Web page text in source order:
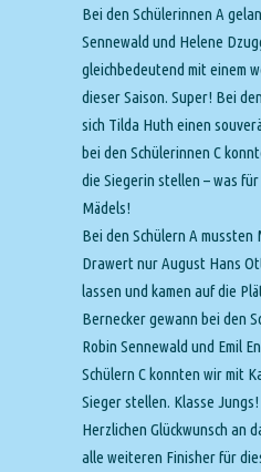
Bei den Schülerinnen A
Sennewald und Helene
gleichbedeutend mit einem
dieser Saison. Super! Bei
sich Tilda Huth einen
bei den Schülerinnen C
die Siegerin stellen – was
Mädels!
Bei den Schülern A mussten
Drawert nur August Hans
lassen und kamen auf die
Bernecker gewann bei den
Robin Sennewald und Emil
Schülern C konnten wir mit
Sieger stellen. Klasse Jungs!
Herzlichen Glückwunsch an
alle weiteren Finisher für